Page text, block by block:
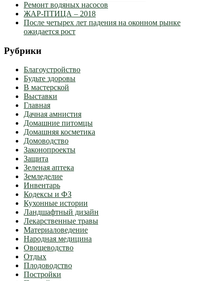
Ремонт водяных насосов
ЖАР-ПТИЦА – 2018
После четырех лет падения на оконном рынке
ожидается рост
Рубрики
Благоустройство
Будьте здоровы
В мастерской
Выставки
Главная
Дачная амнистия
Домашние питомцы
Домашняя косметика
Домоводство
Законопроекты
Защита
Зеленая аптека
Земледелие
Инвентарь
Кодексы и ФЗ
Кухонные истории
Ландшафтный дизайн
Лекарственные травы
Материаловедение
Народная медицина
Овощеводство
Отдых
Плодоводство
Постройки